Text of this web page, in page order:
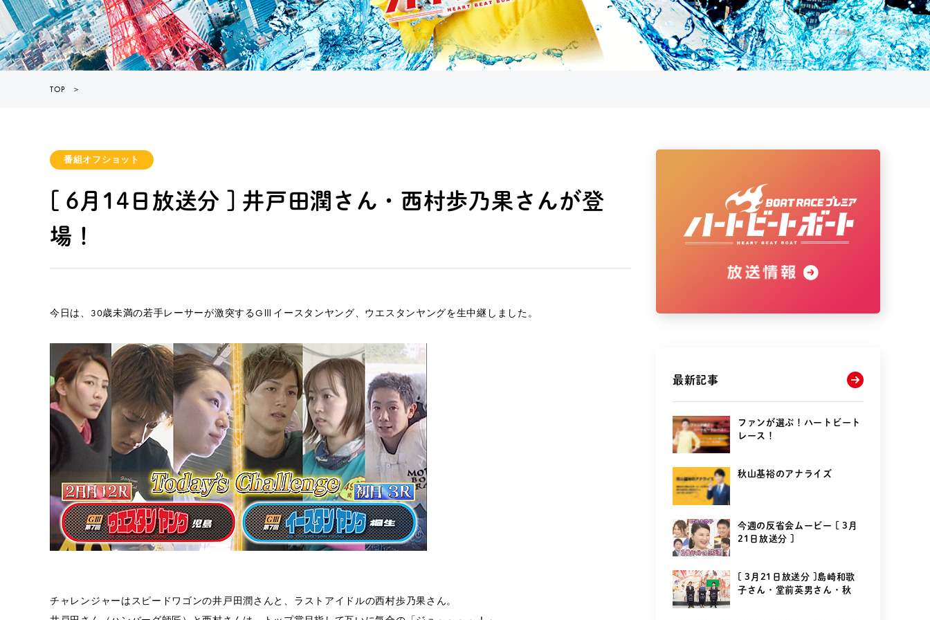
TOP ＞
番組オフショット
[ 6月14日放送分 ] 井戸田潤さん・西村歩乃果さんが登
場！
今日は、30歳未満の若手レーサーが激突するGⅢイースタンヤング、ウエスタンヤングを生中継しました。
チャレンジャーはスピードワゴンの井戸田潤さんと、ラストアイドルの西村歩乃果さん。
最新記事
ファンが選ぶ！ハートビート
レース！
秋山基裕のアナライズ
今週の反省会ムービー [ 3月
21日放送分 ]
[ 3月21日放送分 ]島崎和歌
子さん・堂前英男さん・秋